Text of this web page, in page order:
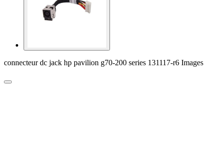
connecteur dc jack hp pavilion g70-200 series 131117-r6 Images